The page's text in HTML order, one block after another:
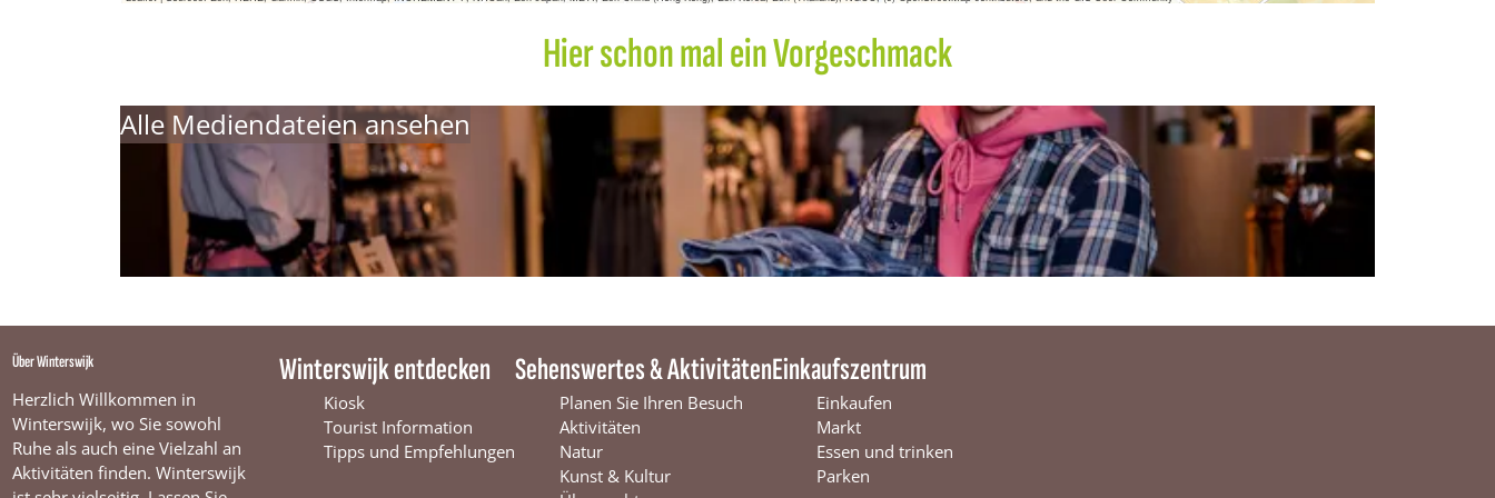
Hier schon mal ein Vorgeschmack
Alle Mediendateien ansehen
Über Winterswijk
Herzlich Willkommen in
Winterswijk, wo Sie sowohl
Ruhe als auch eine Vielzahl an
Aktivitäten finden. Winterswijk
Winterswijk entdecken
Kiosk
Tourist Information
Tipps und Empfehlungen
Sehenswertes & Aktivitäten
Planen Sie Ihren Besuch
Aktivitäten
Natur
Kunst & Kultur
Einkaufszentrum
Einkaufen
Markt
Essen und trinken
Parken